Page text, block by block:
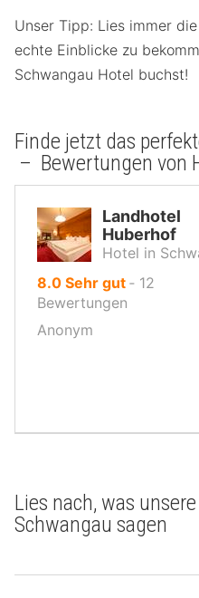
Unser Tipp: Lies immer
echte Einblicke zu
Schwangau Hotel buchst!
Finde jetzt das
– Bewertungen von
Landhotel
Huberhof
Hotel in
8.0von
10,
Sehr gut ‐ 12
Bewertungen
Anonym
Lies nach, was
Schwangau sagen